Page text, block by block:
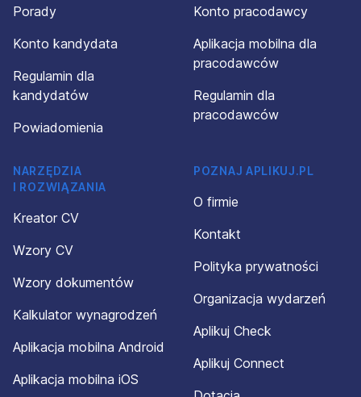
Porady
Konto kandydata
Regulamin dla
kandydatów
Powiadomienia
Konto pracodawcy
Aplikacja mobilna dla
pracodawców
Regulamin dla
pracodawców
NARZĘDZIA
I ROZWIĄZANIA
Kreator CV
Wzory CV
Wzory dokumentów
Kalkulator wynagrodzeń
Aplikacja mobilna Android
Aplikacja mobilna iOS
POZNAJ APLIKUJ.PL
O firmie
Kontakt
Polityka prywatności
Organizacja wydarzeń
Aplikuj Check
Aplikuj Connect